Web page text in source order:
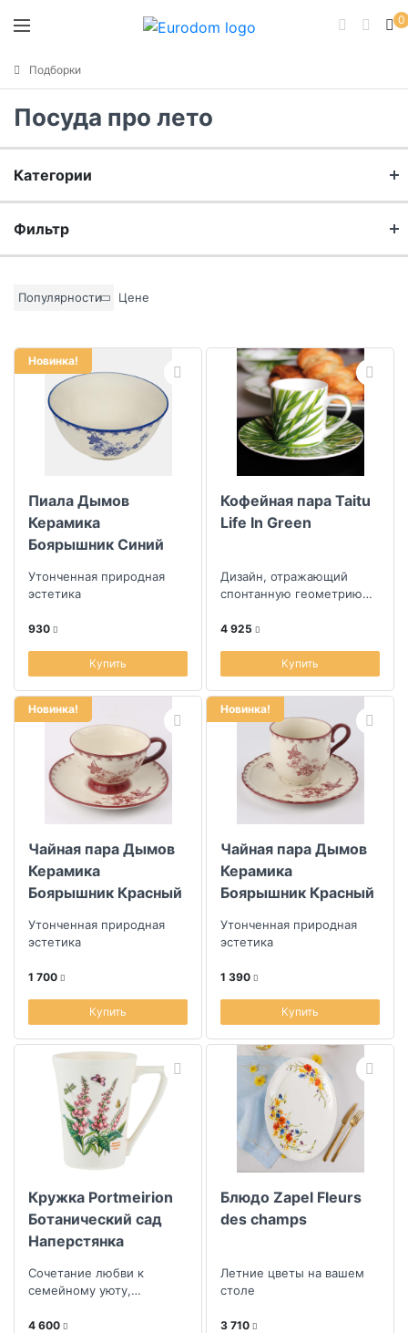
0
Подборки
Посуда про лето
Категории
Кухня
Столовая
Интерьер и декор
Фильтр
Цвет основы
Коллекция
Скидка
Популярности Цене
Новинка!
Пиала Дымов
Керамика
Боярышник Синий
Утонченная природная
эстетика
930
Купить
Кофейная пара Taitu
Life In Green
Дизайн, отражающий
спонтанную геометрию
4 925
Купить
Новинка!
Чайная пара Дымов
Керамика
Боярышник Красный
Утонченная природная
эстетика
1 700
Купить
Новинка!
Чайная пара Дымов
Керамика
Боярышник Красный
Утонченная природная
эстетика
1 390
Купить
Кружка Portmeirion
Ботанический сад
Наперстянка
Сочетание любви к
семейному уюту,
работы и смелостью
4 600
Блюдо Zapel Fleurs
des champs
Летние цветы на вашем
столе
3 710